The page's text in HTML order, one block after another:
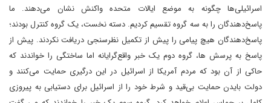
اسرائیلی‌ها چگونه به موضع ایالات متحده واکنش نشان می‌دهند. ما
پاسخ‌دهندگان را به سه گروه تقسیم کردیم. دسته نخست، یک گروه کنترل بودند؛
پاسخ‌دهندگان هیچ پیامی را پیش از تکمیل نظرسنجی دریافت نکردند. پیش از
پاسخ به پرسش ها، گروه دوم یک خبر واقع‌گرایانه اما ساختگی را خواندند که
حاکی از آن بود که مردم آمریکا از اسرائیل در این درگیری حمایت می‌کنند و
دولت بایدن حمایت بی‌قید و شرط خود را از اسرائیل برای دستیابی به پیروزی